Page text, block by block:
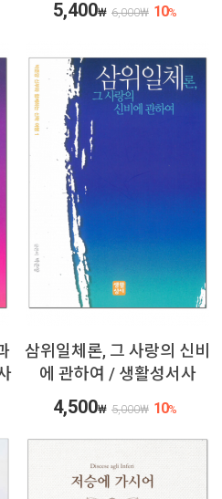
5,400₩ 6,000₩ 10%
삼위일체론, 그 사랑의 신비
에 관하여 / 생활성서사
4,500₩ 5,000₩ 10%